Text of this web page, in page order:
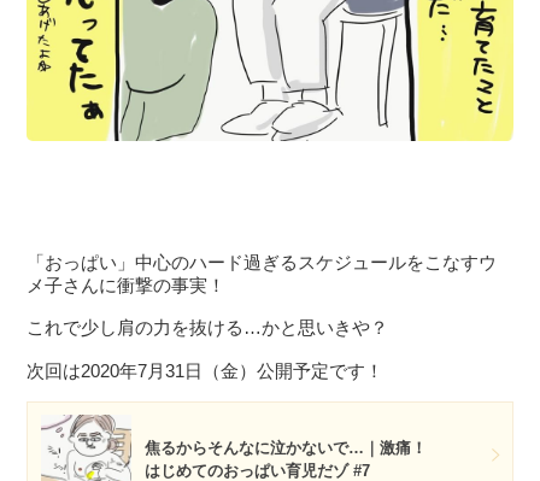
「おっぱい」中心のハード過ぎるスケジュールをこなすウ
メ子さんに衝撃の事実！
これで少し肩の力を抜ける…かと思いきや？
次回は2020年7月31日（金）公開予定です！
焦るからそんなに泣かないで…｜激痛！
はじめてのおっぱい育児だゾ #7